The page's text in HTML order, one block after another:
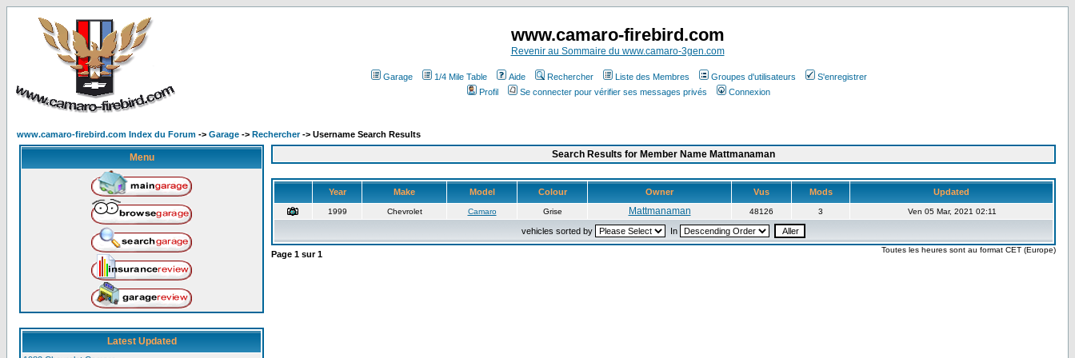
www.camaro-firebird.com
Revenir au Sommaire du www.camaro-3gen.com
Garage 1/4 Mile Table Aide Rechercher Liste des Membres Groupes d'utilisateurs
S'enregistrer
Profil
Se connecter pour vérifier ses messages privés Connexion
www.camaro-firebird.com Index du Forum -> Garage -> Rechercher-> Username Search Results
Menu
Latest Updated
Search Results for Member Name Mattmanaman
Year Make Model Colour Owner Vus Mods Updated
1999 Chevrolet Camaro Grise Mattmanaman 48126 3 Ven 05 Mar, 2021 02:11
vehicles sorted by In
Page 1 sur1 Toutes les heures sont au format CET (Europe)